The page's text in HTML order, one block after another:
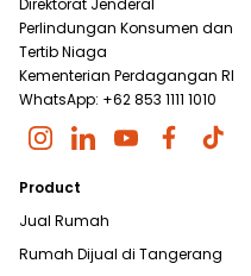
Direktorat Jenderal
Perlindungan Konsumen dan
Tertib Niaga
Kementerian Perdagangan RI
WhatsApp: +62 853 1111 1010
Product
Jual Rumah
Rumah Dijual di Tangerang